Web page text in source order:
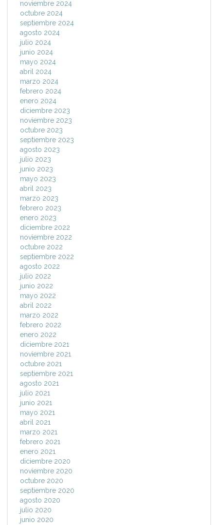
noviembre 2024
octubre 2024
septiembre 2024
agosto 2024
julio 2024
junio 2024
mayo 2024
abril 2024
marzo 2024
febrero 2024
enero 2024
diciembre 2023
noviembre 2023
octubre 2023
septiembre 2023
agosto 2023
julio 2023
junio 2023
mayo 2023
abril 2023
marzo 2023
febrero 2023
enero 2023
diciembre 2022
noviembre 2022
octubre 2022
septiembre 2022
agosto 2022
julio 2022
junio 2022
mayo 2022
abril 2022
marzo 2022
febrero 2022
enero 2022
diciembre 2021
noviembre 2021
octubre 2021
septiembre 2021
agosto 2021
julio 2021
junio 2021
mayo 2021
abril 2021
marzo 2021
febrero 2021
enero 2021
diciembre 2020
noviembre 2020
octubre 2020
septiembre 2020
agosto 2020
julio 2020
junio 2020